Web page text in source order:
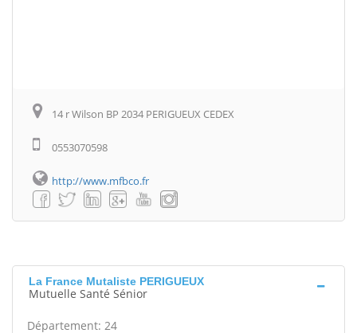
14 r Wilson BP 2034 PERIGUEUX CEDEX
0553070598
http://www.mfbco.fr
La France Mutaliste PERIGUEUX
Mutuelle Santé Sénior
Département: 24